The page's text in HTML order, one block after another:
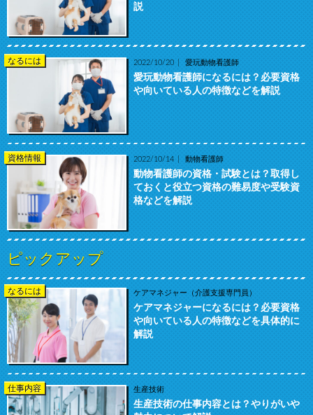
説
なるには 2022/10/20 愛玩動物看護師
愛玩動物看護師になるには？必要資格
や向いている人の特徴などを解説
資格情報 2022/10/14 動物看護師
動物看護師の資格・試験とは？取得し
ておくと役立つ資格の難易度や受験資
格などを解説
ピックアップ
なるには ケアマネジャー（介護支援専門員）
ケアマネジャーになるには？必要資格
や向いている人の特徴などを具体的に
解説
仕事内容 生産技術
生産技術の仕事内容とは？やりがいや